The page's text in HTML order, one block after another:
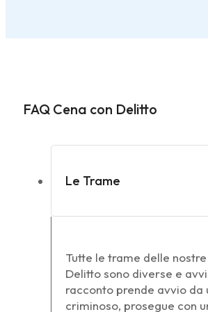
FAQ Cena con Delitto
Le Trame
Tutte le trame delle
Delitto sono diverse e
racconto prende avvio da
criminoso, prosegue con